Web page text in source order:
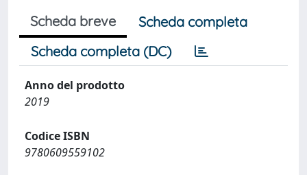
Scheda breve
Scheda completa
Scheda completa (DC)
Anno del prodotto
2019
Codice ISBN
9780609559102